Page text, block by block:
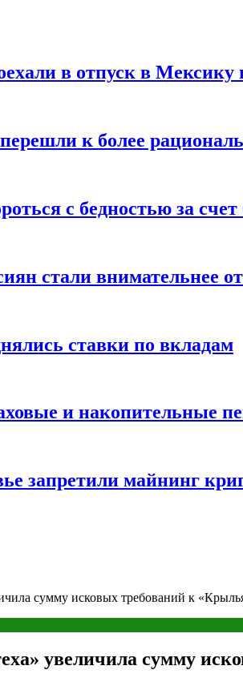
в отпуск в Мексику
к более
с бедностью за
стали внимательнее
ставки по вкладам
и накопительные
запретили майнинг
сумму исковых требований к
увеличила сумму